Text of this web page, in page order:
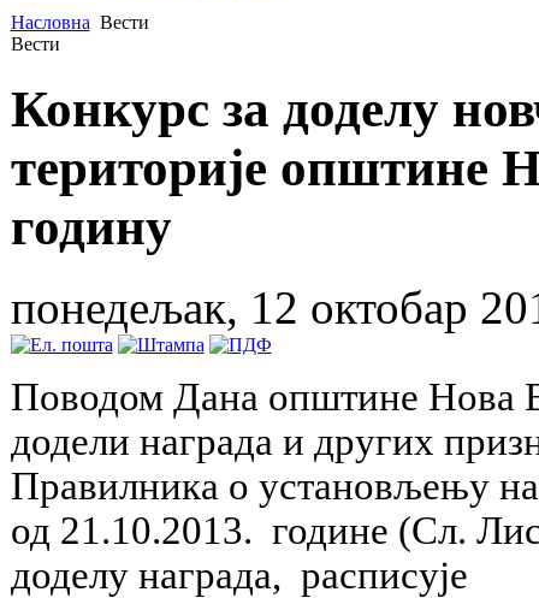
Насловна Вести
Вести
Конкурс за доделу
територије општине
годину
понедељак, 12 октобар
Поводом Дана општине Нова
додели награда и других
Правилника о установљењу
од 21.10.2013. године (Сл.
доделу награда, расписује